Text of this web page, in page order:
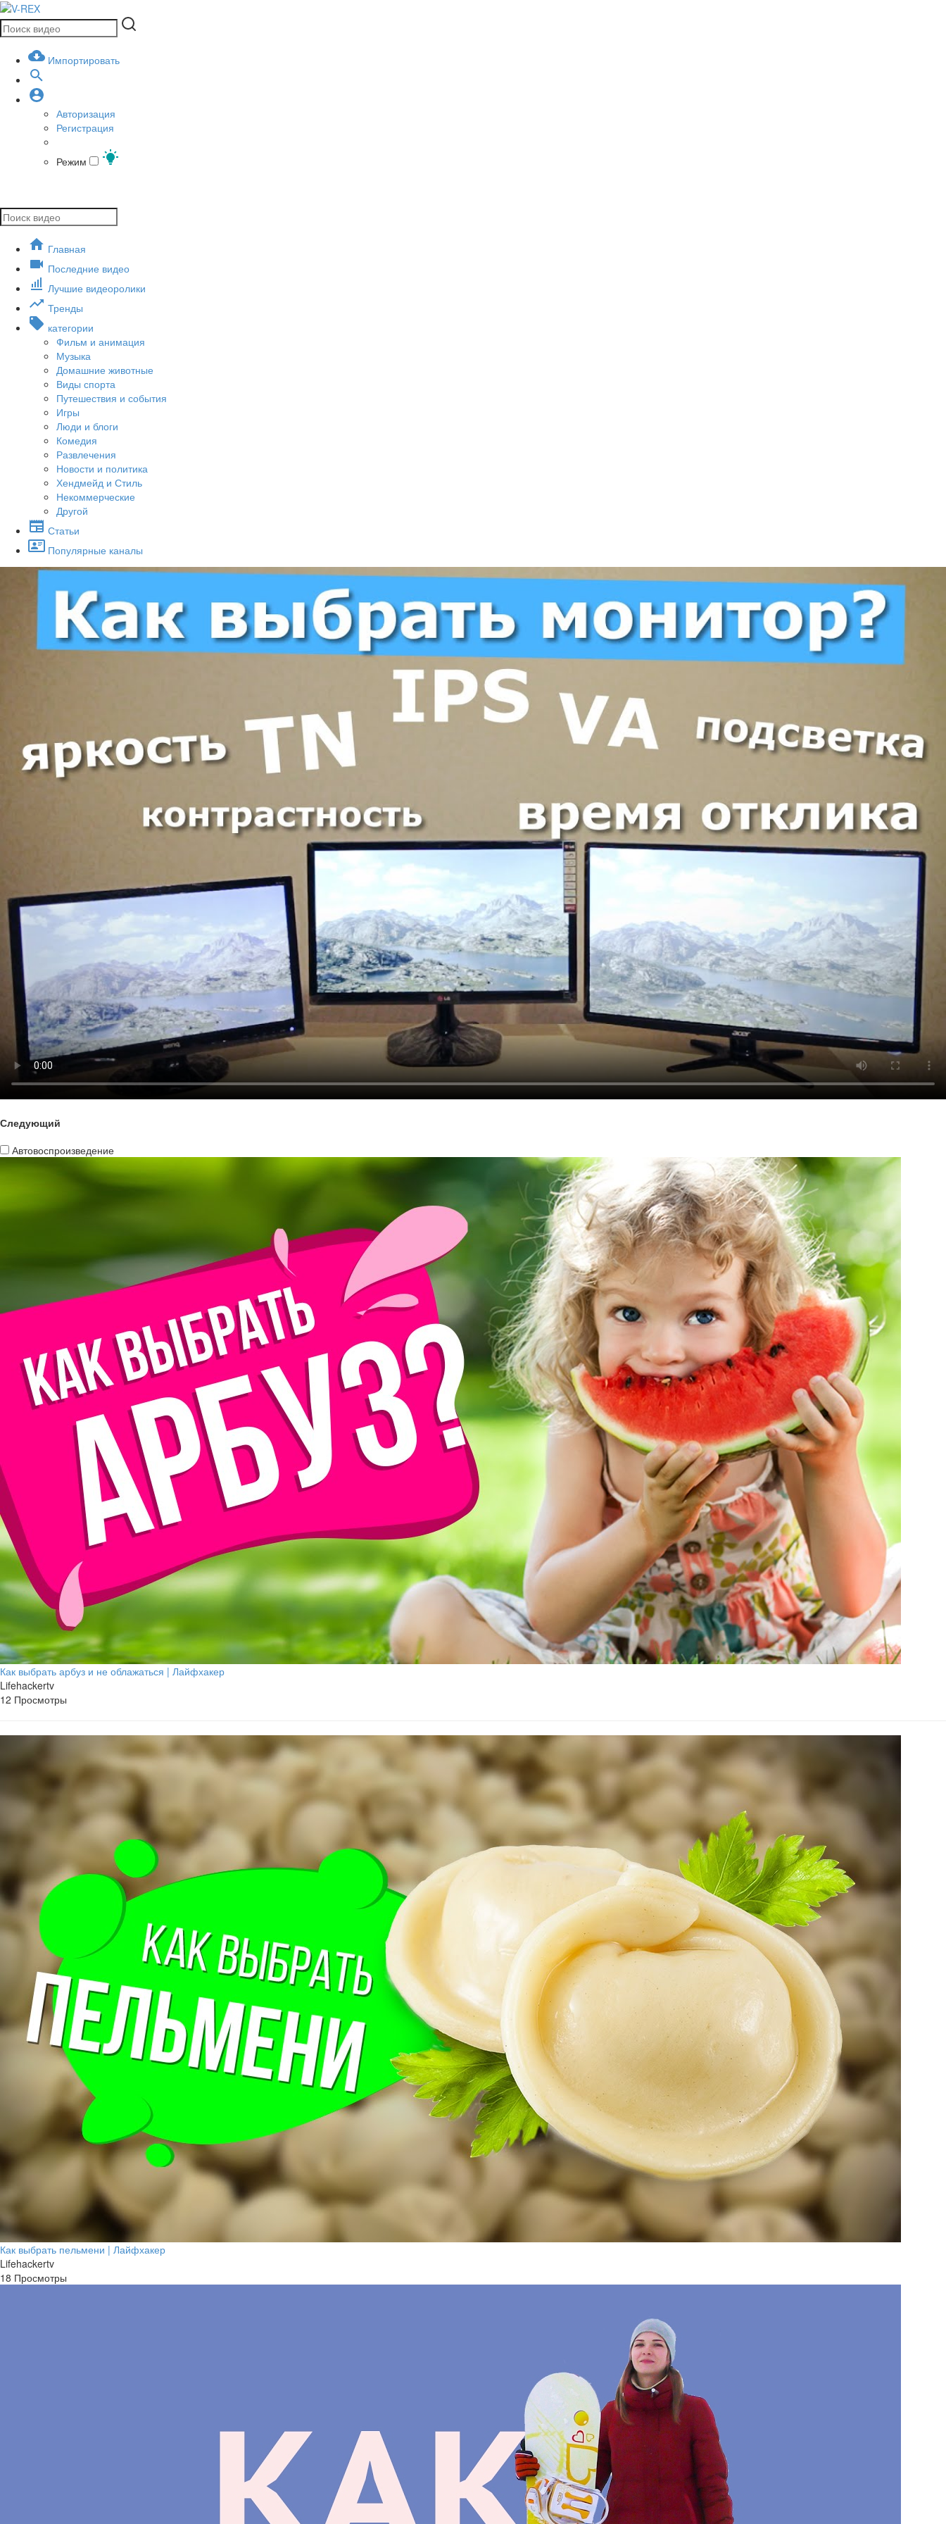
Импортировать
Авторизация
Регистрация
Режим
Главная
Последние видео
Лучшие видеоролики
Тренды
категории
Фильм и анимация
Музыка
Домашние животные
Виды спорта
Путешествия и события
Игры
Люди и блоги
Комедия
Развлечения
Новости и политика
Хендмейд и Стиль
Некоммерческие
Другой
Статьи
Популярные каналы
Следующий
Автовоспроизведение
Как выбрать арбуз и не облажаться | Лайфхакер
Lifehackertv
12 Просмотры
Как выбрать пельмени | Лайфхакер
Lifehackertv
18 Просмотры